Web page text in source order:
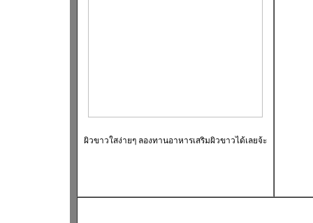
ผิวขาวใสง่ายๆ ลองทานอาหารเสริมผิวขาวได้เลยจ้ะ